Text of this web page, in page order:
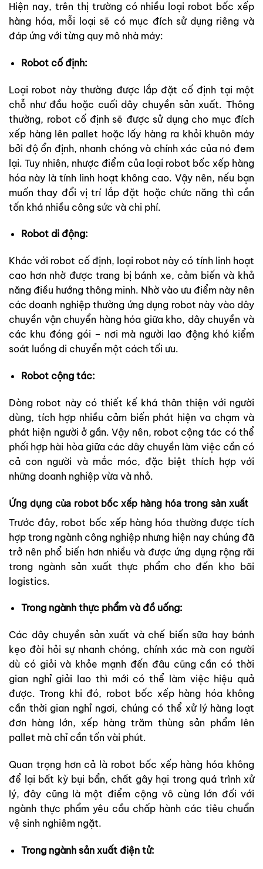
Hiện nay, trên thị trường có nhiều loại robot bốc xếp
hàng hóa, mỗi loại sẽ có mục đích sử dụng riêng và
đáp ứng với từng quy mô nhà máy:
Robot cố định:
Loại robot này thường được lắp đặt cố định tại một
chỗ như đầu hoặc cuối dây chuyền sản xuất. Thông
thường, robot cố định sẽ được sử dụng cho mục đích
xếp hàng lên pallet hoặc lấy hàng ra khỏi khuôn máy
bởi độ ổn định, nhanh chóng và chính xác của nó đem
lại. Tuy nhiên, nhược điểm của loại robot bốc xếp hàng
hóa này là tính linh hoạt không cao. Vậy nên, nếu bạn
muốn thay đổi vị trí lắp đặt hoặc chức năng thì cần
tốn khá nhiều công sức và chi phí.
Robot di động:
Khác với robot cố định, loại robot này có tính linh hoạt
cao hơn nhờ được trang bị bánh xe, cảm biến và khả
năng điều hướng thông minh. Nhờ vào ưu điểm này nên
các doanh nghiệp thường ứng dụng robot này vào dây
chuyền vận chuyển hàng hóa giữa kho, dây chuyền và
các khu đóng gói – nơi mà người lao động khó kiểm
soát luồng di chuyển một cách tối ưu.
Robot cộng tác:
Dòng robot này có thiết kế khá thân thiện với người
dùng, tích hợp nhiều cảm biến phát hiện va chạm và
phát hiện người ở gần. Vậy nên, robot cộng tác có thể
phối hợp hài hòa giữa các dây chuyền làm việc cần có
cả con người và mắc móc, đặc biệt thích hợp với
những doanh nghiệp vừa và nhỏ.
Ứng dụng của robot bốc xếp hàng hóa trong sản xuất
Trước đây, robot bốc xếp hàng hóa thường được tích
hợp trong ngành công nghiệp nhưng hiện nay chúng đã
trở nên phổ biến hơn nhiều và được ứng dụng rộng rãi
trong ngành sản xuất thực phẩm cho đến kho bãi
logistics.
Trong ngành thực phẩm và đồ uống:
Các dây chuyền sản xuất và chế biến sữa hay bánh
kẹo đòi hỏi sự nhanh chóng, chính xác mà con người
dù có giỏi và khỏe mạnh đến đâu cũng cần có thời
gian nghỉ giải lao thì mới có thể làm việc hiệu quả
được. Trong khi đó, robot bốc xếp hàng hóa không
cần thời gian nghỉ ngơi, chúng có thể xử lý hàng loạt
đơn hàng lớn, xếp hàng trăm thùng sản phẩm lên
pallet mà chỉ cần tốn vài phút.
Quan trọng hơn cả là robot bốc xếp hàng hóa không
để lại bất kỳ bụi bẩn, chất gây hại trong quá trình xử
lý, đây cũng là một điểm cộng vô cùng lớn đối với
ngành thực phẩm yêu cầu chấp hành các tiêu chuẩn
vệ sinh nghiêm ngặt.
Trong ngành sản xuất điện tử: